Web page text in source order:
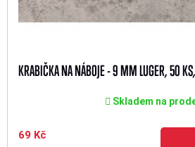
KRABIČKA NA NÁBOJE - 9 MM LUGER, 50
Skladem na
69 Kč